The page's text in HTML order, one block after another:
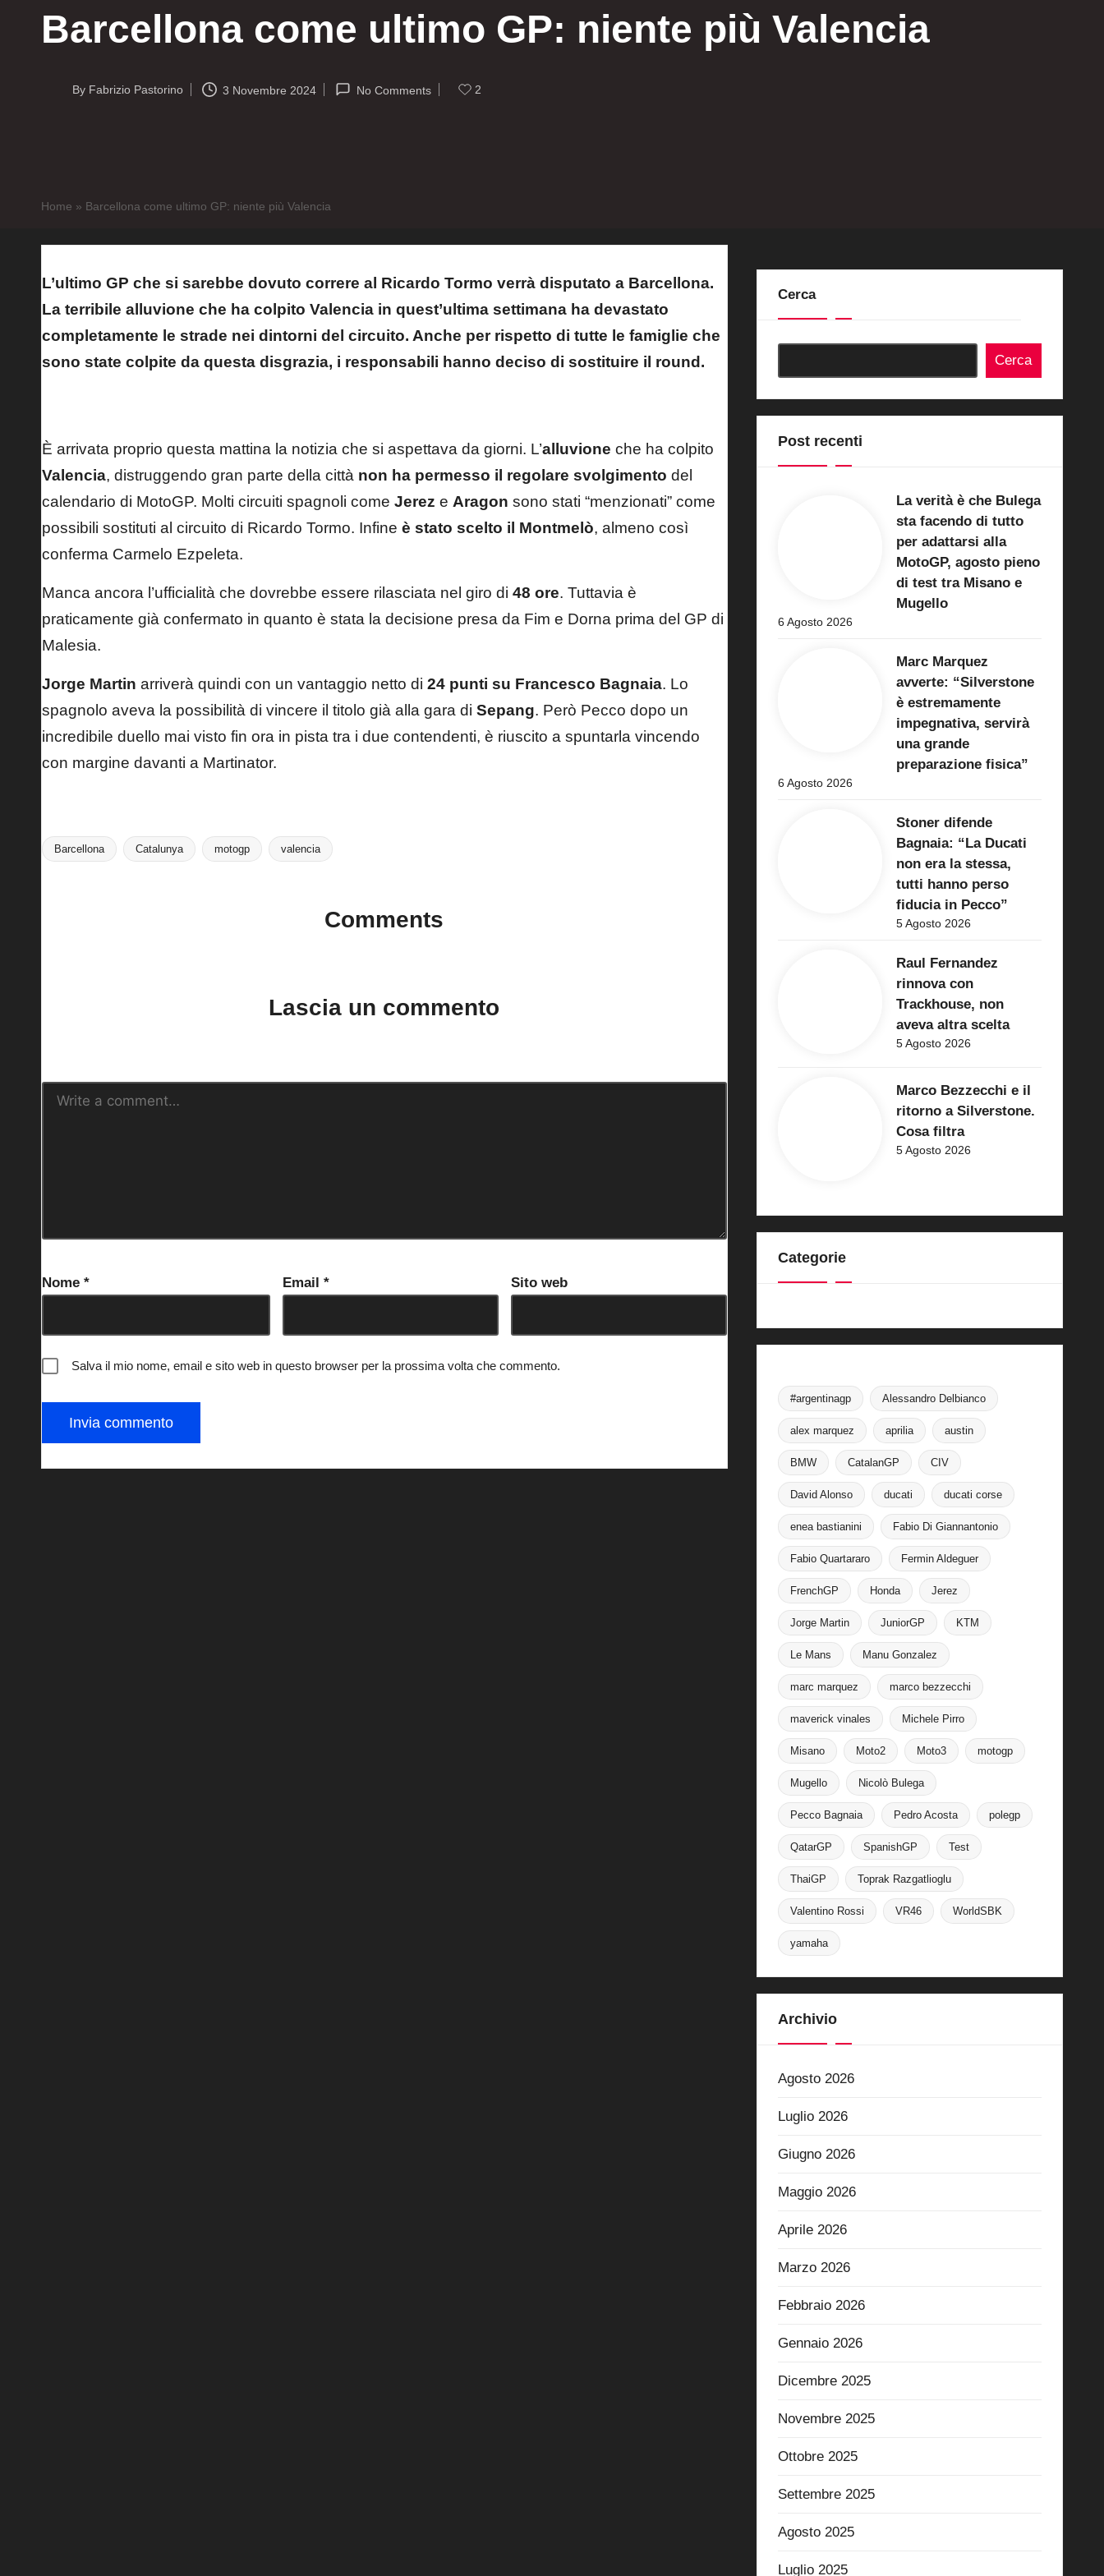
Barcellona come ultimo GP: niente più Valencia
PostedBy Fabrizio Pastorino 3 Novembre 2024 No Comments 2
Home » Barcellona come ultimo GP: niente più Valencia
L’ultimo GP che si sarebbe dovuto correre al Ricardo Tormo verrà disputato a Barcellona.
La terribile alluvione che ha colpito Valencia in quest’ultima settimana ha devastato
completamente le strade nei dintorni del circuito. Anche per rispetto di tutte le famiglie che
sono state colpite da questa disgrazia, i responsabili hanno deciso di sostituire il round.
È arrivata proprio questa mattina la notizia che si aspettava da giorni. L’alluvione che ha colpito
Valencia, distruggendo gran parte della città non ha permesso il regolare svolgimento del
calendario di MotoGP. Molti circuiti spagnoli come Jerez e Aragon sono stati “menzionati” come
possibili sostituti al circuito di Ricardo Tormo. Infine è stato scelto il Montmelò, almeno così
conferma Carmelo Ezpeleta.
Manca ancora l’ufficialità che dovrebbe essere rilasciata nel giro di 48 ore. Tuttavia è
praticamente già confermato in quanto è stata la decisione presa da Fim e Dorna prima del GP di
Malesia.
Jorge Martin arriverà quindi con un vantaggio netto di 24 punti su Francesco Bagnaia. Lo
spagnolo aveva la possibilità di vincere il titolo già alla gara di Sepang. Però Pecco dopo un
incredibile duello mai visto fin ora in pista tra i due contendenti, è riuscito a spuntarla vincendo
con margine davanti a Martinator.
Tags:
Barcellona Catalunya motogp valencia
Comments
Lascia un commento
Nome * Email * Sito web
Salva il mio nome, email e sito web in questo browser per la prossima volta che commento.
Cerca
Cerca
Post recenti
La verità è che Bulega
sta facendo di tutto
per adattarsi alla
MotoGP, agosto pieno
di test tra Misano e
Mugello
6 Agosto 2026
Marc Marquez
avverte: “Silverstone
è estremamente
impegnativa, servirà
una grande
preparazione fisica”
6 Agosto 2026
Stoner difende
Bagnaia: “La Ducati
non era la stessa,
tutti hanno perso
fiducia in Pecco”
5 Agosto 2026
Raul Fernandez
rinnova con
Trackhouse, non
aveva altra scelta
5 Agosto 2026
Marco Bezzecchi e il
ritorno a Silverstone.
Cosa filtra
5 Agosto 2026
Categorie
#argentinagp Alessandro Delbianco
alex marquez aprilia austin
BMW CatalanGP CIV
David Alonso ducati ducati corse
enea bastianini Fabio Di Giannantonio
Fabio Quartararo Fermin Aldeguer
FrenchGP Honda Jerez
Jorge Martin JuniorGP KTM
Le Mans Manu Gonzalez
marc marquez marco bezzecchi
maverick vinales Michele Pirro
Misano Moto2 Moto3 motogp
Mugello Nicolò Bulega
Pecco Bagnaia Pedro Acosta polegp
QatarGP SpanishGP Test
ThaiGP Toprak Razgatlioglu
Valentino Rossi VR46 WorldSBK
yamaha
Archivio
Agosto 2026
Luglio 2026
Giugno 2026
Maggio 2026
Aprile 2026
Marzo 2026
Febbraio 2026
Gennaio 2026
Dicembre 2025
Novembre 2025
Ottobre 2025
Settembre 2025
Agosto 2025
Luglio 2025